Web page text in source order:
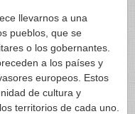
llevarnos a una
pueblos, que se
o los gobernantes.
a los países y
europeos. Estos
de cultura y
territorios de cada uno.